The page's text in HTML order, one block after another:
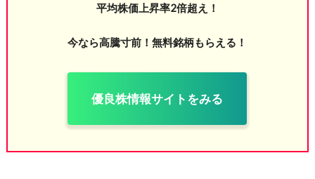
平均株価上昇率2倍超え！
今なら高騰寸前！無料銘柄もらえる！
優良株情報サイトをみる